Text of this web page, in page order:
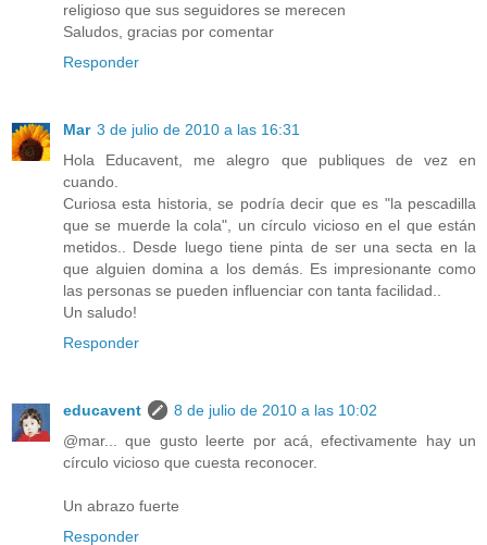
religioso que sus seguidores se merecen
Saludos, gracias por comentar
Responder
Mar 3 de julio de 2010 a las 16:31
Hola Educavent, me alegro que publiques de vez en
cuando.
Curiosa esta historia, se podría decir que es "la pescadilla
que se muerde la cola", un círculo vicioso en el que están
metidos.. Desde luego tiene pinta de ser una secta en la
que alguien domina a los demás. Es impresionante como
las personas se pueden influenciar con tanta facilidad..
Un saludo!
Responder
educavent
8 de julio de 2010 a las 10:02
@mar... que gusto leerte por acá, efectivamente hay un
círculo vicioso que cuesta reconocer.
Un abrazo fuerte
Responder